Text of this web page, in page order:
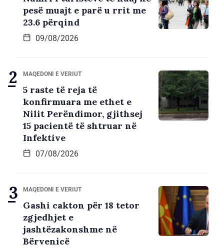
pesë muajt e parë u rrit me
23.6 përqind
09/08/2026
MAQEDONI E VERIUT
5 raste të reja të
konfirmuara me ethet e
Nilit Perëndimor, gjithsej
15 pacientë të shtruar në
Infektive
07/08/2026
MAQEDONI E VERIUT
Gashi cakton për 18 tetor
zgjedhjet e
jashtëzakonshme në
Bërvenicë